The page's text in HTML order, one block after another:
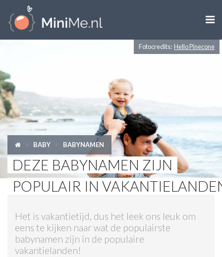

ZWANGER
BABY
PEUTER
KIND
LIFESTYLE
SHOPS
ACTIES & KORTING
Fotocredits: Hello Pinecone
BABY BABYNAMEN
DEZE BABYNAMEN ZIJN
POPULAIR IN
Het is vakantietijd, dus het leek ons leuk om
eens te kijken naar wat de populairste
babynamen zijn in de populaire
vakantielanden!